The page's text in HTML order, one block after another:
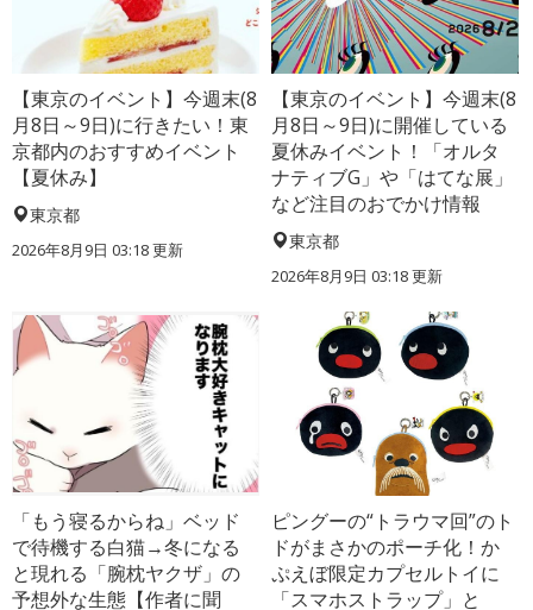
【東京のイベント】今週末(8
月8日～9日)に行きたい！東
京都内のおすすめイベント
【夏休み】
東京都
2026年8月9日 03:18更新
【東京のイベント】今週末(8
月8日～9日)に開催している
夏休みイベント！「オルタ
ナティブG」や「はてな展」
など注目のおでかけ情報
東京都
2026年8月9日 03:18更新
「もう寝るからね」ベッド
で待機する白猫→冬になる
と現れる「腕枕ヤクザ」の
予想外な生態【作者に聞
ピングーの“トラウマ回”のト
ドがまさかのポーチ化！か
ぷえぼ限定カプセルトイに
「スマホストラップ」と